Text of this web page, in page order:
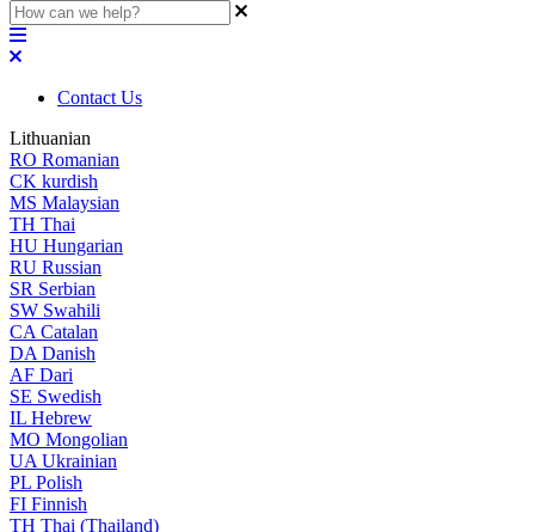
Contact Us
Lithuanian
RO Romanian
CK kurdish
MS Malaysian
TH Thai
HU Hungarian
RU Russian
SR Serbian
SW Swahili
CA Catalan
DA Danish
AF Dari
SE Swedish
IL Hebrew
MO Mongolian
UA Ukrainian
PL Polish
FI Finnish
TH Thai (Thailand)